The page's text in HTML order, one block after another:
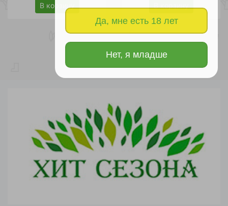
Да, мне есть 18 лет
Нет, я младше
В корзину